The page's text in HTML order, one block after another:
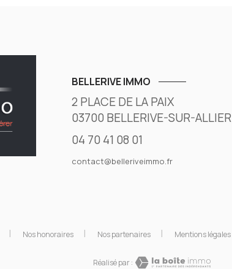
BELLERIVE IMMO
2 PLACE DE LA PAIX
03700 BELLERIVE-SUR-ALLIER
04 70 41 08 01
contact@belleriveimmo.fr
Nos honoraires Nos partenaires Mentions légales
Réalisé par :